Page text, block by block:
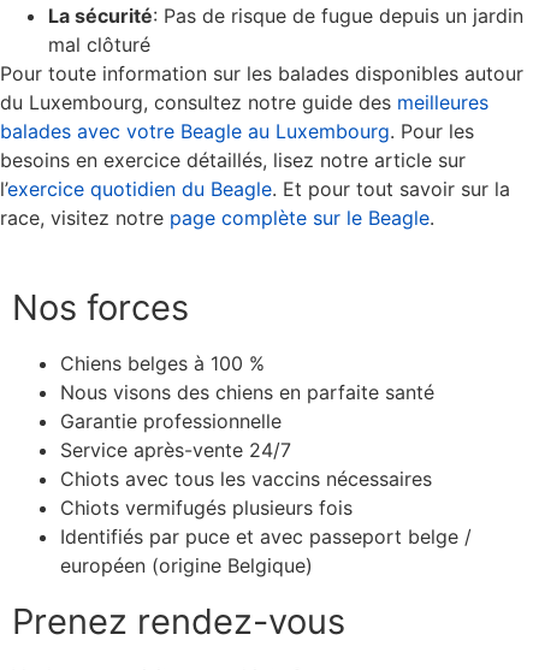
La sécurité: Pas de risque de fugue depuis un jardin
mal clôturé
Pour toute information sur les balades disponibles autour
du Luxembourg, consultez notre guide des meilleures
balades avec votre Beagle au Luxembourg. Pour les
besoins en exercice détaillés, lisez notre article sur
l’exercice quotidien du Beagle. Et pour tout savoir sur la
race, visitez notre page complète sur le Beagle.
Nos forces
Chiens belges à 100 %
Nous visons des chiens en parfaite santé
Garantie professionnelle
Service après-vente 24/7
Chiots avec tous les vaccins nécessaires
Chiots vermifugés plusieurs fois
Identifiés par puce et avec passeport belge /
européen (origine Belgique)
Prenez rendez-vous